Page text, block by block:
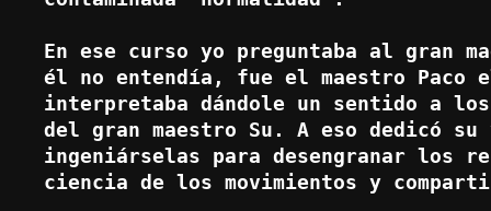
En ese curso yo preguntaba al gran
él no entendía, fue el maestro Paco
interpretaba dándole un sentido a los
del gran maestro Su. A eso dedicó
ingeniárselas para desengranar los
ciencia de los movimientos y